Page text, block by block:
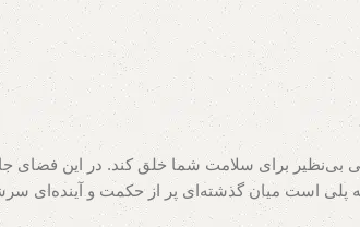
بی‌نظیر برای سلامت شما خلق کند. در این
پلی است میان گذشته‌ای پر از حکمت و آینده‌ای